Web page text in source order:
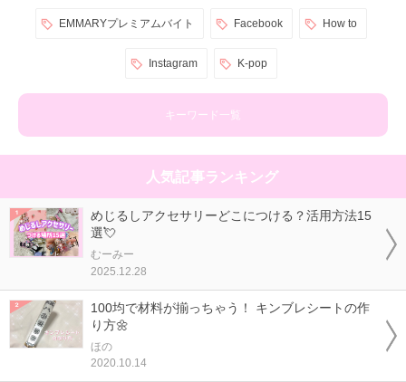
EMMARYプレミアムバイト Facebook How to
Instagram K-pop
キーワード一覧
人気記事ランキング
めじるしアクセサリーどこにつける？活用方法15
選💘
むーみー
2025.12.28
100均で材料が揃っちゃう！ キンブレシートの作
り方🌼
ほの
2020.10.14